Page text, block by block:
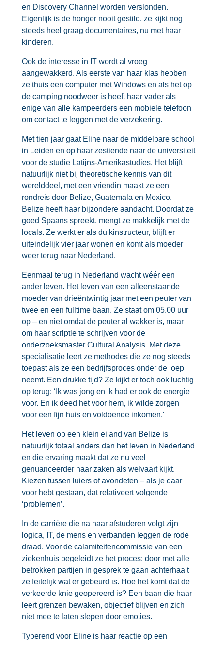
en Discovery Channel worden verslonden.
Eigenlijk is de honger nooit gestild, ze kijkt nog
steeds heel graag documentaires, nu met haar
kinderen.
Ook de interesse in IT wordt al vroeg
aangewakkerd. Als eerste van haar klas hebben
ze thuis een computer met Windows en als het op
de camping noodweer is heeft haar vader als
enige van alle kampeerders een mobiele telefoon
om contact te leggen met de verzekering.
Met tien jaar gaat Eline naar de middelbare school
in Leiden en op haar zestiende naar de universiteit
voor de studie Latijns-Amerikastudies. Het blijft
natuurlijk niet bij theoretische kennis van dit
werelddeel, met een vriendin maakt ze een
rondreis door Belize, Guatemala en Mexico.
Belize heeft haar bijzondere aandacht. Doordat ze
goed Spaans spreekt, mengt ze makkelijk met de
locals. Ze werkt er als duikinstructeur, blijft er
uiteindelijk vier jaar wonen en komt als moeder
weer terug naar Nederland.
Eenmaal terug in Nederland wacht wéér een
ander leven. Het leven van een alleenstaande
moeder van drieëntwintig jaar met een peuter van
twee en een fulltime baan. Ze staat om 05.00 uur
op – en niet omdat de peuter al wakker is, maar
om haar scriptie te schrijven voor de
onderzoeksmaster Cultural Analysis. Met deze
specialisatie leert ze methodes die ze nog steeds
toepast als ze een bedrijfsproces onder de loep
neemt. Een drukke tijd? Ze kijkt er toch ook luchtig
op terug: ‘Ik was jong en ik had er ook de energie
voor. En ik deed het voor hem, ik wilde zorgen
voor een fijn huis en voldoende inkomen.’
Het leven op een klein eiland van Belize is
natuurlijk totaal anders dan het leven in Nederland
en die ervaring maakt dat ze nu veel
genuanceerder naar zaken als welvaart kijkt.
Kiezen tussen luiers of avondeten – als je daar
voor hebt gestaan, dat relativeert volgende
‘problemen’.
In de carrière die na haar afstuderen volgt zijn
logica, IT, de mens en verbanden leggen de rode
draad. Voor de calamiteitencommissie van een
ziekenhuis begeleidt ze het proces: door met alle
betrokken partijen in gesprek te gaan achterhaalt
ze feitelijk wat er gebeurd is. Hoe het komt dat de
verkeerde knie geopereerd is? Een baan die haar
leert grenzen bewaken, objectief blijven en zich
niet mee te laten slepen door emoties.
Typerend voor Eline is haar reactie op een